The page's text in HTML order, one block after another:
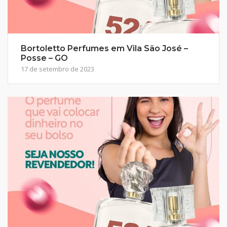
Bortoletto Perfumes em Vila São José –
Posse – GO
17 de setembro de 2023